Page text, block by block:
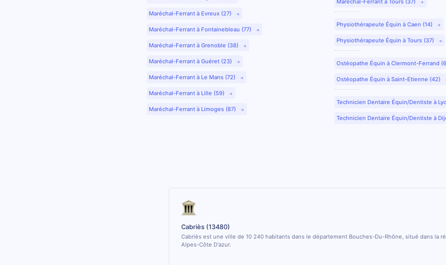
Maréchal-Ferrant à Evreux (27)
Maréchal-Ferrant à Fontainebleau (77)
Maréchal-Ferrant à Grenoble (38)
Maréchal-Ferrant à Guéret (23)
Maréchal-Ferrant à Le Mans (72)
Maréchal-Ferrant à Lille (59)
Maréchal-Ferrant à Limoges (87)
Maréchal-Ferrant à Tours (37)
Physiothérapeute Équin à Caen (14)
Physiothérapeute Équin à Tours (37)
Ostéopathe Équin à Clermont-Ferrand
Ostéopathe Équin à Saint-Etienne (42)
Technicien Dentaire Équin/Dentiste à
Technicien Dentaire Équin/Dentiste à
Cabriès (13480)
Cabriès est une ville de 10 240 habitants dans le département Bouches-Du-Rhône, situé dans la
Alpes-Côte D'azur.